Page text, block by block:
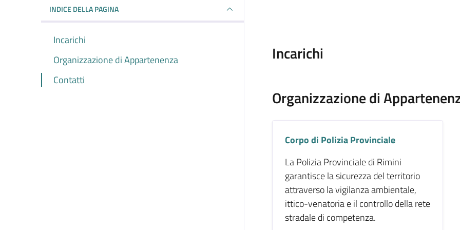
INDICE DELLA PAGINA
Incarichi
Organizzazione di Appartenenza
Contatti
Incarichi
Organizzazione di
Corpo di Polizia Provinciale
La Polizia Provinciale di Rimini
garantisce la sicurezza del territorio
attraverso la vigilanza ambientale,
ittico-venatoria e il controllo della rete
stradale di competenza.